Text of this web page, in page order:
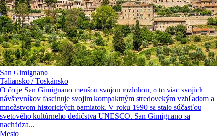
San Gimignano
Taliansko / Toskánsko
O čo je San Gimignano menšou svojou rozlohou, o to viac svojich
návštevníkov fascinuje svojim kompaktným stredovekým vzhľadom a
množstvom historických pamiatok. V roku 1990 sa stalo súčasťou
svetového kultúrneho dedičstva UNESCO. San Gimignano sa
nachádza...
Mesto